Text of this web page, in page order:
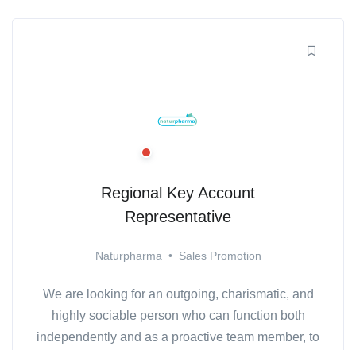
Regional Key Account
Representative
Naturpharma • Sales Promotion
We are looking for an outgoing, charismatic, and
highly sociable person who can function both
independently and as a proactive team member, to